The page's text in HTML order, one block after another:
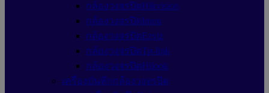
กล้องวงจรปิดHikvision
กล้องวงจรปิดImou
กล้องวงจรปิดEzviz
กล้องวงจรปิดTp-link
กล้องวงจรปิดHilook
เครื่องบันทึกกล้องวงจรปิด